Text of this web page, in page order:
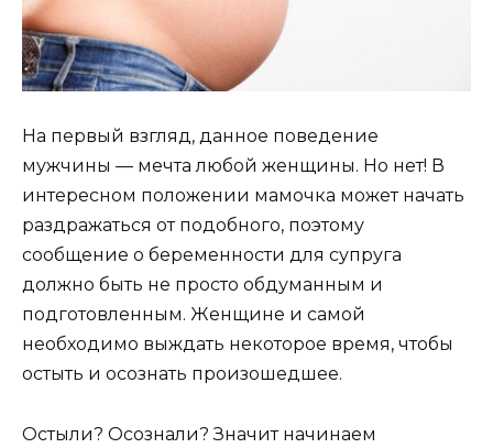
На первый взгляд, данное поведение
мужчины — мечта любой женщины. Но нет! В
интересном положении мамочка может начать
раздражаться от подобного, поэтому
сообщение о беременности для супруга
должно быть не просто обдуманным и
подготовленным. Женщине и самой
необходимо выждать некоторое время, чтобы
остыть и осознать произошедшее.
Остыли? Осознали? Значит начинаем